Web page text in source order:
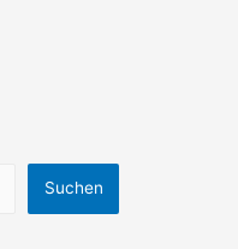
Suchen